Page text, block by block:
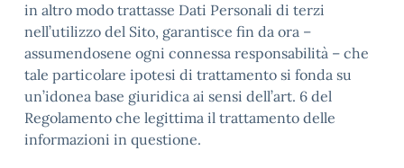
in altro modo trattasse Dati Personali di terzi
nell’utilizzo del Sito, garantisce fin da ora –
assumendosene ogni connessa responsabilità – che
tale particolare ipotesi di trattamento si fonda su
un’idonea base giuridica ai sensi dell’art. 6 del
Regolamento che legittima il trattamento delle
informazioni in questione.